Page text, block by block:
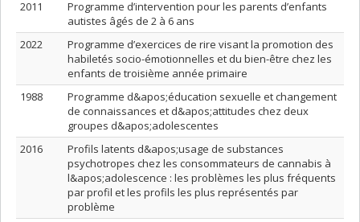
2011
Programme d’intervention pour les parents d’enfants
autistes âgés de 2 à 6 ans
2022
Programme d’exercices de rire visant la promotion des
habiletés socio-émotionnelles et du bien-être chez les
enfants de troisième année primaire
1988
Programme d&apos;éducation sexuelle et changement
de connaissances et d&apos;attitudes chez deux
groupes d&apos;adolescentes
2016
Profils latents d&apos;usage de substances
psychotropes chez les consommateurs de cannabis à
l&apos;adolescence : les problèmes les plus fréquents
par profil et les profils les plus représentés par
problème